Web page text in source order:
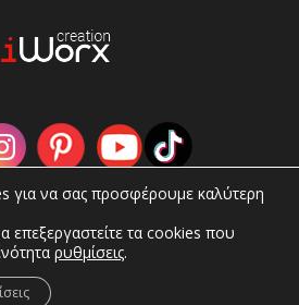
για να σας προσφέρουμε καλύτερη
επεξεργαστείτε τα cookies που
ρυθμίσεις.